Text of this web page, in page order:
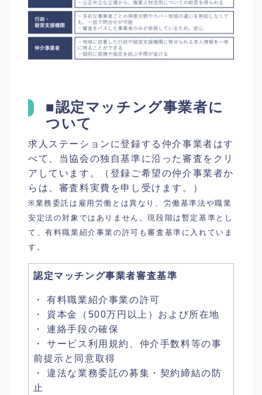
■認定マッチング事業者に
ついて
求人ステーションに登録する仲介事業者はす
べて、当協会の独自基準に沿った審査をクリ
アしています。（登録ご希望の仲介事業者か
らは、審査料実費を申し受けます。）
※業務委託は雇用労働とは異なり、労働基準法や職業
安定法の対象ではありません。現段階は暫定基準とし
て、有料職業紹介事業の許可も審査基準に入れていま
す。
認定マッチング事業者審査基準
・ 有料職業紹介事業の許可
・ 資本金（500万円以上）および所在地
・ 連絡手段の確保
・ サービス利用規約、仲介手数料等の事
前提示と同意取得
・ 違法な業務委託の募集・契約締結の防
止